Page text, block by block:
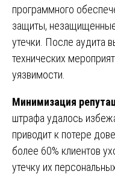
программного
защиты,
утечки. После аудита
технических
уязвимости.
Минимизация
штрафа удалось
приводит к потере
более 60% клиентов
утечку их